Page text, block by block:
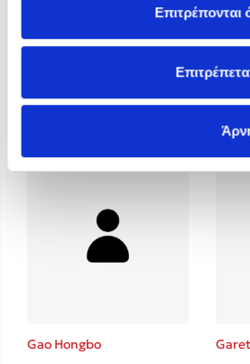
Επιτρέπονται
Gabriella Santini
Gao Hongbo